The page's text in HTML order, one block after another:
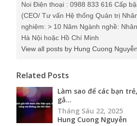
Noi Điện thoại : 0988 833 616 Cấp
(CEO/ Tư vấn Hệ thống Quản trị
nghiệm: > 10 Năm Ngành nghề:
Hà Nội hoặc Hồ Chí Minh
View all posts by Hung Cuong Nguyễn
Related Posts
Làm sao để các bạn
gắ...
Tháng Sáu 22, 2025
Hung Cuong Nguyễn